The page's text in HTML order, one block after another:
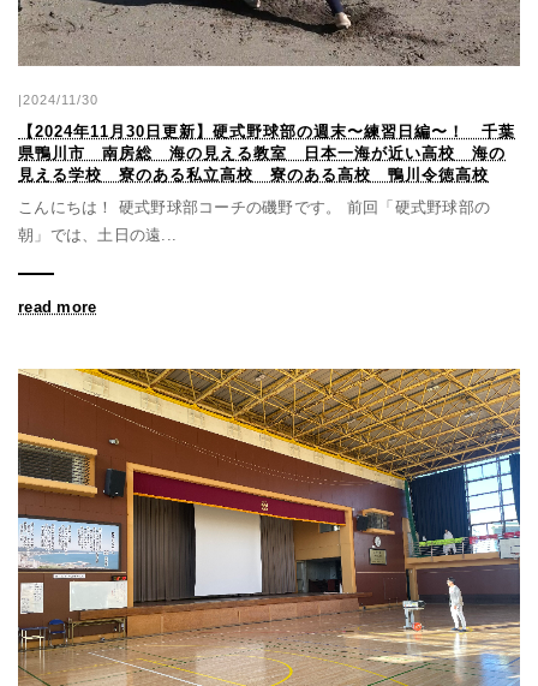
|2024/11/30
【2024年11月30日更新】硬式野球部の週末〜練習日編〜！ 千葉
県鴨川市 南房総 海の見える教室 日本一海が近い高校 海の
見える学校 寮のある私立高校 寮のある高校 鴨川令徳高校
こんにちは！ 硬式野球部コーチの磯野です。 前回「硬式野球部の
朝」では、土日の遠...
read more